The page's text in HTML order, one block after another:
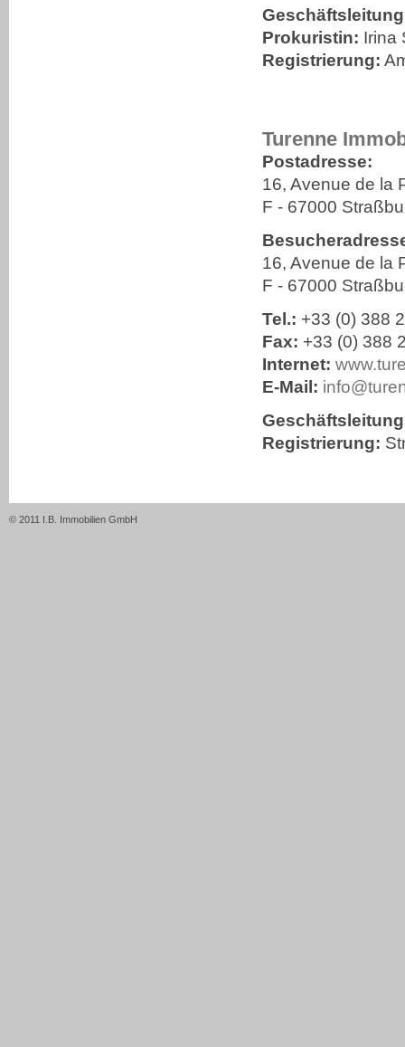
Prokuristin: Irina
Registrierung:
Turenne
Postadresse:
16, Avenue de la
F - 67000
16, Avenue de la
F - 67000
Tel.: +33 (0) 388
Fax: +33 (0) 388
Internet:
E-Mail: info@
Registrierung:
© 2011 I.B. Immobilien GmbH